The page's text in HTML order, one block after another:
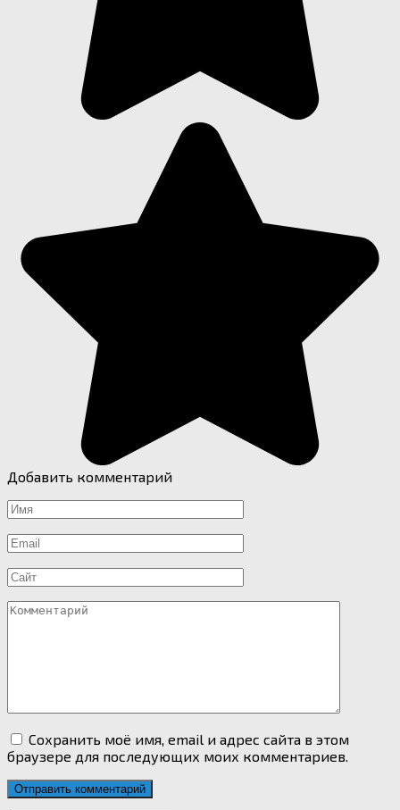
Добавить комментарий
Имя
*
Email
*
Сайт
Комментарий
Сохранить моё имя, email и адрес сайта в этом
браузере для последующих моих комментариев.